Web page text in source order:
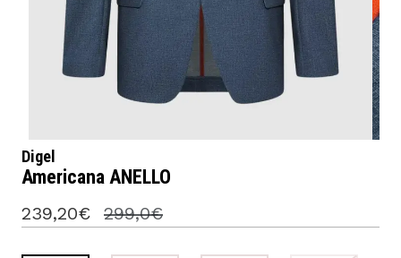
Digel
Americana ANELLO
239,20€ 299,0€